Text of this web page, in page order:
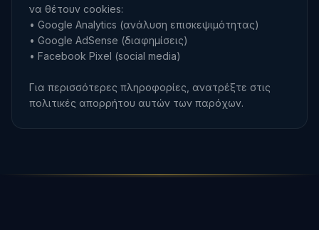
να θέτουν cookies:
• Google Analytics (ανάλυση επισκεψιμότητας)
• Google AdSense (διαφημίσεις)
• Facebook Pixel (social media)
Για περισσότερες πληροφορίες, ανατρέξτε στις
πολιτικές απορρήτου αυτών των παρόχων.